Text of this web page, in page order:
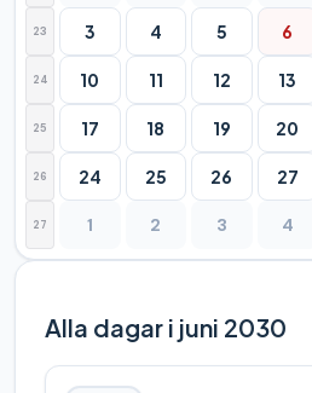
23 3 4 5 6
24 10 11 12 13
25 17 18 19 20
26 24 25 26 27
27 1 2 3 4
Alla dagar i juni 2030